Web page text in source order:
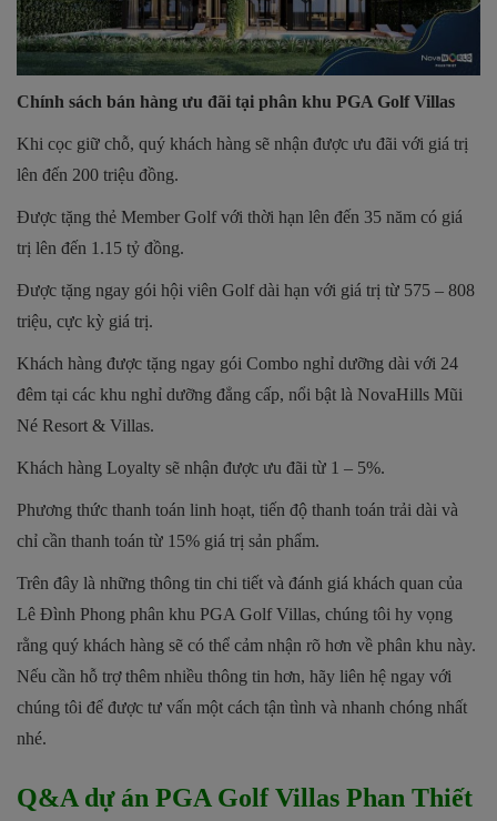
Chính sách bán hàng ưu đãi tại phân khu PGA Golf Villas
Khi cọc giữ chỗ, quý khách hàng sẽ nhận được ưu đãi với giá trị
lên đến 200 triệu đồng.
Được tặng thẻ Member Golf với thời hạn lên đến 35 năm có giá
trị lên đến 1.15 tỷ đồng.
Được tặng ngay gói hội viên Golf dài hạn với giá trị từ 575 – 808
triệu, cực kỳ giá trị.
Khách hàng được tặng ngay gói Combo nghỉ dưỡng dài với 24
đêm tại các khu nghỉ dưỡng đẳng cấp, nổi bật là NovaHills Mũi
Né Resort & Villas.
Khách hàng Loyalty sẽ nhận được ưu đãi từ 1 – 5%.
Phương thức thanh toán linh hoạt, tiến độ thanh toán trải dài và
chỉ cần thanh toán từ 15% giá trị sản phẩm.
Trên đây là những thông tin chi tiết và đánh giá khách quan của
Lê Đình Phong phân khu PGA Golf Villas, chúng tôi hy vọng
rằng quý khách hàng sẽ có thể cảm nhận rõ hơn về phân khu này.
Nếu cần hỗ trợ thêm nhiều thông tin hơn, hãy liên hệ ngay với
chúng tôi để được tư vấn một cách tận tình và nhanh chóng nhất
nhé.
Q&A dự án PGA Golf Villas Phan Thiết